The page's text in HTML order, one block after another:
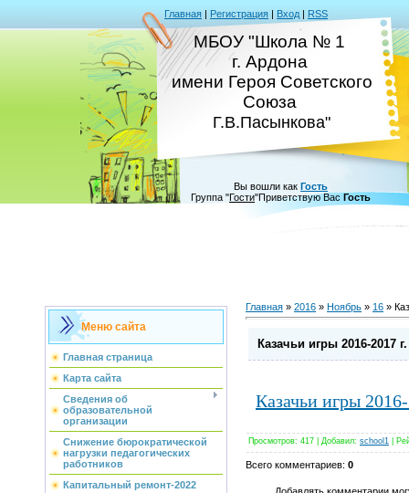
Главная | Регистрация | Вход | RSS
МБОУ "Школа № 1
г. Ардона
имени Героя Советского
Союза
Г.В.Пасынкова"
Вы вошли как Гость
Группа "Гости"Приветствую Вас Гость
Меню сайта
Главная страница
Карта сайта
Сведения об
образовательной
организации
Снижение бюрократической
нагрузки педагогических
работников
Капитальный ремонт-2022
Главная » 2016 » Ноябрь » 16 »
Казачьи игры 2016-2017 г.
Казачьи игры
Просмотров: 417 Добавил: school1
Всего комментариев: 0